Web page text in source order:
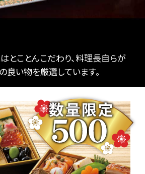
とことんこだわり、料理長自らが
良い物を厳選しています。